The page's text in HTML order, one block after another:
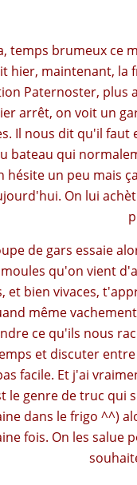
temps brumeux ce
hier, maintenant, la
Paternoster, plus
arrêt, on voit un
Il nous dit qu'il faut
bateau qui
hésite un peu mais
On lui
de gars essaie
qu'on vient
et bien vivaces,
même
ce qu'ils nous
et discuter
facile. Et j'ai
le genre de truc qui
dans le frigo ^^)
fois. On les salue